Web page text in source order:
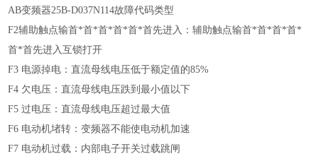
AB变频器25B-D037N114故障代码类型
F2辅助触点输首*首*首*首*首*首先进入：辅助触点输首*首*首*首*
首*首先进入互锁打开
F3 电源掉电：直流母线电压低于额定值的85%
F4 欠电压：直流母线电压跌到最小值以下
F5 过电压：直流母线电压超过最大值
F6 电动机堵转：变频器不能使电动机加速
F7 电动机过载：内部电子开关过载跳闸